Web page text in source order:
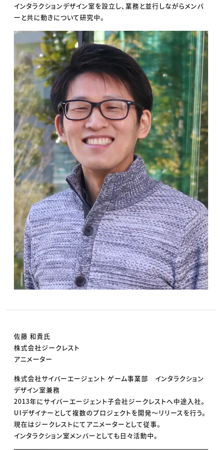
インタラクションデザイン室を設立し、業務と並行しながらメンバ
ーと共に動きについて研究中。
佐藤 和貴氏
株式会社ジークレスト
アニメーター
株式会社サイバーエージェント ゲーム事業部 インタラクション
デザイン室兼務
2013年にサイバーエージェント子会社ジークレストへ中途入社。
UIデザイナーとして複数のプロジェクトを開発〜リリースを行う。
現在はジークレストにてアニメーターとして従事。
インタラクション室メンバーとしても日々活動中。